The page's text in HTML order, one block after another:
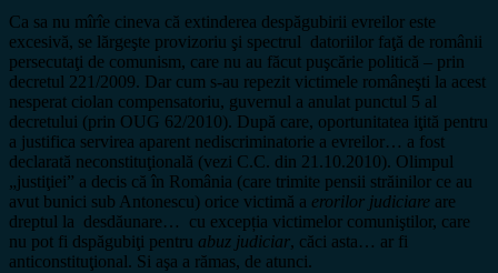
Ca sa nu mîrîe cineva că extinderea despăgubirii evreilor este
excesivă, se lărgeşte provizoriu şi spectrul datoriilor faţă de românii
persecutaţi de comunism, care nu au făcut puşcărie politică – prin
decretul 221/2009. Dar cum s-au repezit victimele româneşti la acest
nesperat ciolan compensatoriu, guvernul a anulat punctul 5 al
decretului (prin OUG 62/2010). După care, oportunitatea iţită pentru
a justifica servirea aparent nediscriminatorie a evreilor… a fost
declarată neconstituţională (vezi C.C. din 21.10.2010). Olimpul
„justiţiei” a decis că în România (care trimite pensii străinilor ce au
avut bunici sub Antonescu) orice victimă a erorilor judiciare are
dreptul la desdăunare… cu excepția victimelor comuniştilor, care
nu pot fi dspăgubiţi pentru abuz judiciar, căci asta… ar fi
anticonstituţional. Si aşa a rămas, de atunci.